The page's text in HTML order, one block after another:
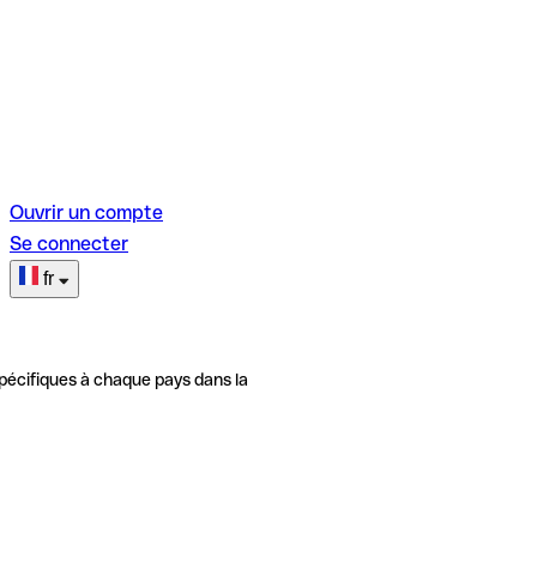
Ouvrir un compte
Se connecter
fr
à chaque pays dans la